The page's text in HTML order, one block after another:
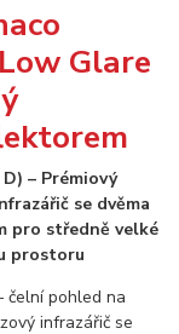
Glare
– Prémiový
se dvěma
pro středně velké
prostoru